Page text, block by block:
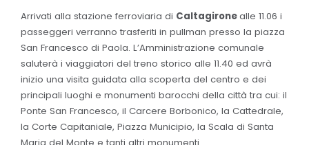
Arrivati alla stazione ferroviaria di Caltagironealle 11.06 i
passeggeri verranno trasferiti in pullman presso la piazza
San Francesco di Paola. L’Amministrazione comunale
saluterà i viaggiatori del treno storico alle 11.40 ed avrà
inizio una visita guidata alla scoperta del centro e dei
principali luoghi e monumenti barocchi della città tra cui: il
Ponte San Francesco, il Carcere Borbonico, la Cattedrale,
la Corte Capitaniale, Piazza Municipio, la Scala di Santa